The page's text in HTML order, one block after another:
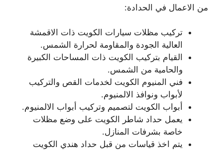
من الاعمال في الحدادة:
تركيب مظلات سيارات الكويت ذات الاقمشة
العالية الجودة والمقاومة لحرارة الشمس.
القيام بتركيب الكويت ذات المساحات الكبيرة
والحامية من الشمس.
فني المنيوم الكويت لخدمات القص والتركيب
لأبواب ونوافذ الالمنيوم.
أبواب الكويت لتصميم وتركيب أبواب الالمنيوم.
يعمل حداد شاطر الكويت على وضع مظلات
خاصة بشرفات المنازل.
يتم اخذ قياسات من قبل حداد هندي الكويت